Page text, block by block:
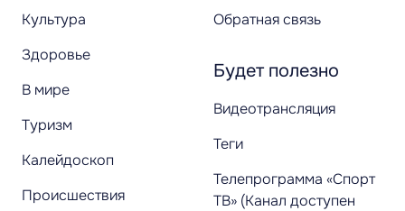
Культура
Здоровье
В мире
Туризм
Калейдоскоп
Происшествия
Обратная связь
Будет полезно
Видеотрансляция
Теги
Телепрограмма «Спорт
ТВ» (Канал доступен